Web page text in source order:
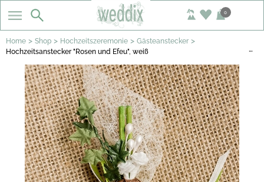
0
Home > Shop > Hochzeitszeremonie > Gästeanstecker >
Hochzeitsanstecker "Rosen und Efeu", weiß …